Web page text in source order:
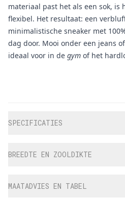
materiaal past het als een sok, is
flexibel. Het resultaat: een
minimalistische sneaker met
dag door. Mooi onder een jeans of
ideaal voor in de gym of het
SPECIFICATIES
BREEDTE EN ZOOLDIKTE
MAATADVIES EN TABEL